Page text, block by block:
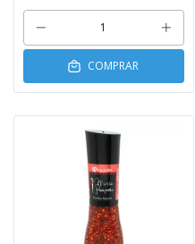
COMPRAR